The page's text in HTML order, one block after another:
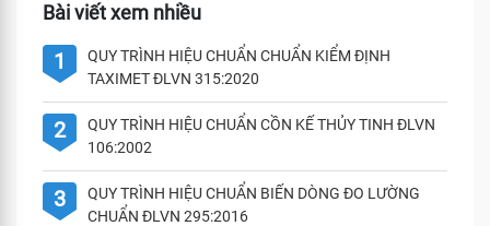
Bài viết xem nhiều
1
QUY TRÌNH HIỆU CHUẨN CHUẨN KIỂM ĐỊNH
TAXIMET ĐLVN 315:2020
2
QUY TRÌNH HIỆU CHUẨN CỒN KẾ THỦY TINH ĐLVN
106:2002
3
QUY TRÌNH HIỆU CHUẨN BIẾN DÒNG ĐO LƯỜNG
CHUẨN ĐLVN 295:2016